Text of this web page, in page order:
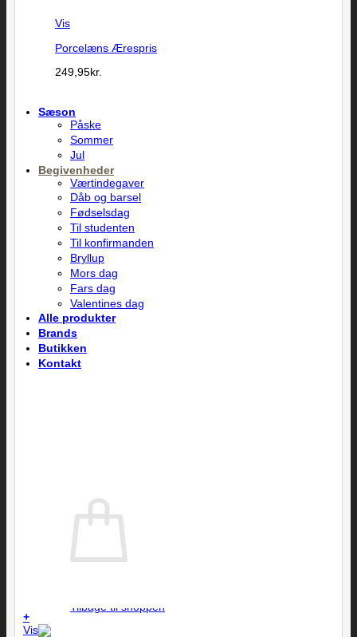
Vis
Porcelæns Ærespris
249,95kr.
Sæson
Påske
Sommer
Jul
Begivenheder
Værtindegaver
Dåb og barsel
Fødselsdag
Til studenten
Til konfirmanden
Bryllup
Mors dag
Fars dag
Valentines dag
Alle produkter
Brands
Butikken
Kontakt
Tilbage til shoppen
+
Vis